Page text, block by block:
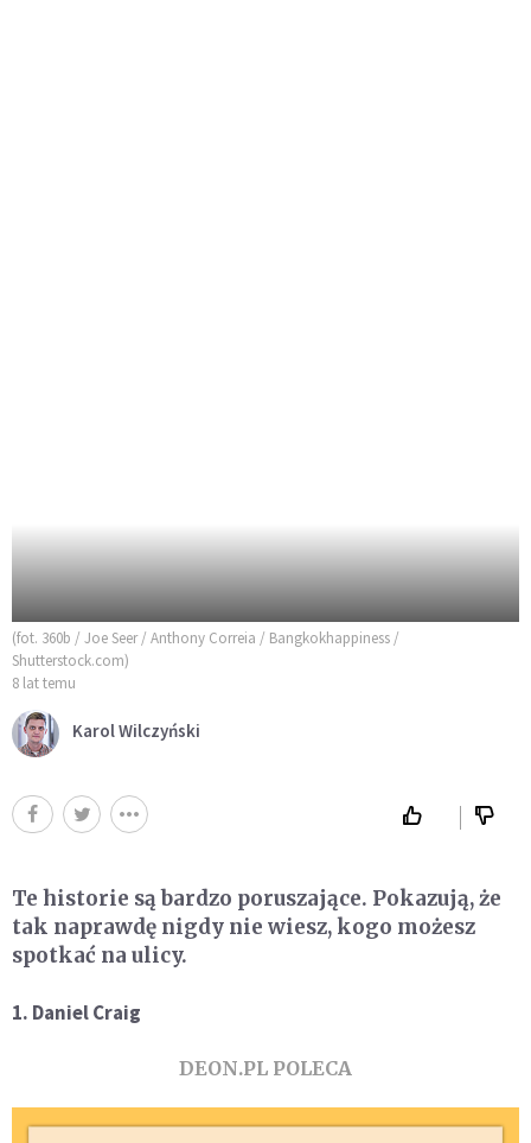
(fot. 360b / Joe Seer / Anthony Correia / Bangkokhappiness /
Shutterstock.com)
8 lat temu
Karol Wilczyński
Te historie są bardzo poruszające. Pokazują, że
tak naprawdę nigdy nie wiesz, kogo możesz
spotkać na ulicy.
1. Daniel Craig
DEON.PL POLECA